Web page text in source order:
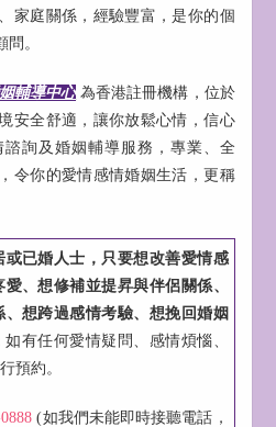
家庭關係，經驗豐富，是你的個
。
輔導中心 為香港註冊機構，位於
安全舒適，讓你放鬆心情，信心
詢及婚姻輔導服務，專業、全
令你的愛情感情婚姻生活，更稱
已婚人士，只要想改善愛情感
、想修補並提昇與伴侶關係、
想跨過感情考驗、想挽回婚姻
如有任何愛情疑問、感情煩惱、
預約。
(如我們未能即時接聽電話，